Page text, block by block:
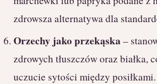
zdrowsza alternatywa dla
Orzechy jako przekąska –
zdrowych tłuszczów oraz białka,
uczucie sytości między posiłkami.